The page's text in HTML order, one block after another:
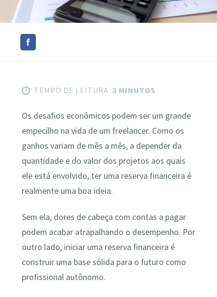
TEMPO DE LEITURA: 3 MINUTOS
Os desafios econômicos podem ser um grande
empecilho na vida de um freelancer. Como os
ganhos variam de mês a mês, a depender da
quantidade e do valor dos projetos aos quais
ele está envolvido, ter uma reserva financeira é
realmente uma boa ideia.
Sem ela, dores de cabeça com contas a pagar
podem acabar atrapalhando o desempenho. Por
outro lado, iniciar uma reserva financeira é
construir uma base sólida para o futuro como
profissional autônomo.